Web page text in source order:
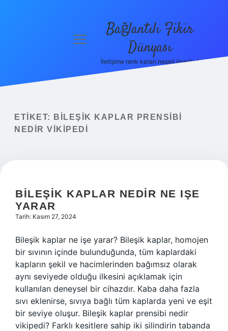
Yasal Uyarı
menüyü
Bağlantılı Fikir
Dünyası
İletişime renk katan neşeli öneriler!
ETIKET:
BILEŞIK KAPLAR PRENSIBI
NEDIR VIKIPEDI
BILEŞIK KAPLAR NEDIR NE IŞE
YARAR
Tarih: Kasım 27, 2024
Bileşik kaplar ne işe yarar? Bileşik kaplar, homojen
bir sıvının içinde bulunduğunda, tüm kaplardaki
kapların şekil ve hacimlerinden bağımsız olarak
aynı seviyede olduğu ilkesini açıklamak için
kullanılan deneysel bir cihazdır. Kaba daha fazla
sıvı eklenirse, sıvıya bağlı tüm kaplarda yeni ve eşit
bir seviye oluşur. Bileşik kaplar prensibi nedir
vikipedi? Farklı kesitlere sahip iki silindirin tabanda